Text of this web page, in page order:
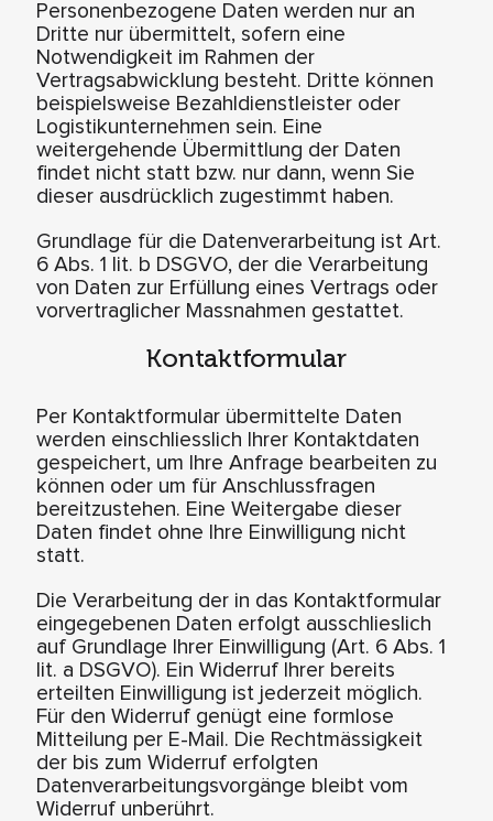
Personenbezogene Daten werden nur an
Dritte nur übermittelt, sofern eine
Notwendigkeit im Rahmen der
Vertragsabwicklung besteht. Dritte können
beispielsweise Bezahldienstleister oder
Logistikunternehmen sein. Eine
weitergehende Übermittlung der Daten
findet nicht statt bzw. nur dann, wenn Sie
dieser ausdrücklich zugestimmt haben.
Grundlage für die Datenverarbeitung ist Art.
6 Abs. 1 lit. b DSGVO, der die Verarbeitung
von Daten zur Erfüllung eines Vertrags oder
vorvertraglicher Massnahmen gestattet.
Kontaktformular
Per Kontaktformular übermittelte Daten
werden einschliesslich Ihrer Kontaktdaten
gespeichert, um Ihre Anfrage bearbeiten zu
können oder um für Anschlussfragen
bereitzustehen. Eine Weitergabe dieser
Daten findet ohne Ihre Einwilligung nicht
statt.
Die Verarbeitung der in das Kontaktformular
eingegebenen Daten erfolgt ausschlieslich
auf Grundlage Ihrer Einwilligung (Art. 6 Abs. 1
lit. a DSGVO). Ein Widerruf Ihrer bereits
erteilten Einwilligung ist jederzeit möglich.
Für den Widerruf genügt eine formlose
Mitteilung per E-Mail. Die Rechtmässigkeit
der bis zum Widerruf erfolgten
Datenverarbeitungsvorgänge bleibt vom
Widerruf unberührt.